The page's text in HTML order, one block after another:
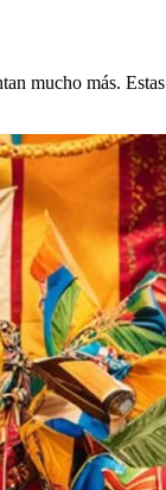
mucho más.